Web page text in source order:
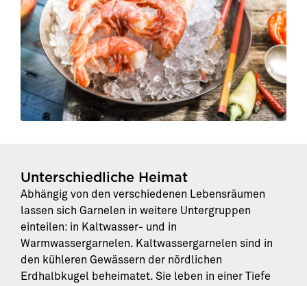
Unterschiedliche Heimat
Abhängig von den verschiedenen Lebensräumen
lassen sich Garnelen in weitere Untergruppen
einteilen: in Kaltwasser- und in
Warmwassergarnelen. Kaltwassergarnelen sind in
den kühleren Gewässern der nördlichen
Erdhalbkugel beheimatet. Sie leben in einer Tiefe